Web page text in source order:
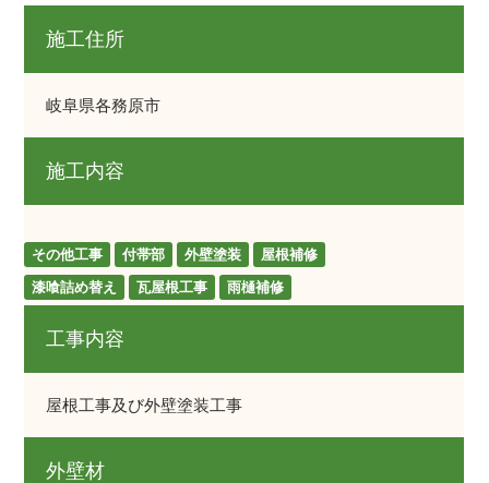
施工住所
岐阜県各務原市
施工内容
その他工事 付帯部 外壁塗装
屋根補修
漆喰詰め替え
瓦屋根工事 雨樋補修
工事内容
屋根工事及び外壁塗装工事
外壁材